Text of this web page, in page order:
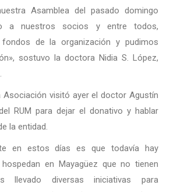
Asamblea del pasado domingo
a nuestros socios y entre todos,
de la organización y pudimos
sostuvo la doctora Nidia S. López,
Asociación visitó ayer el doctor Agustín
RUM para dejar el donativo y hablar
la entidad.
en estos días es que todavía hay
en Mayagüez que no tienen
llevado diversas iniciativas para